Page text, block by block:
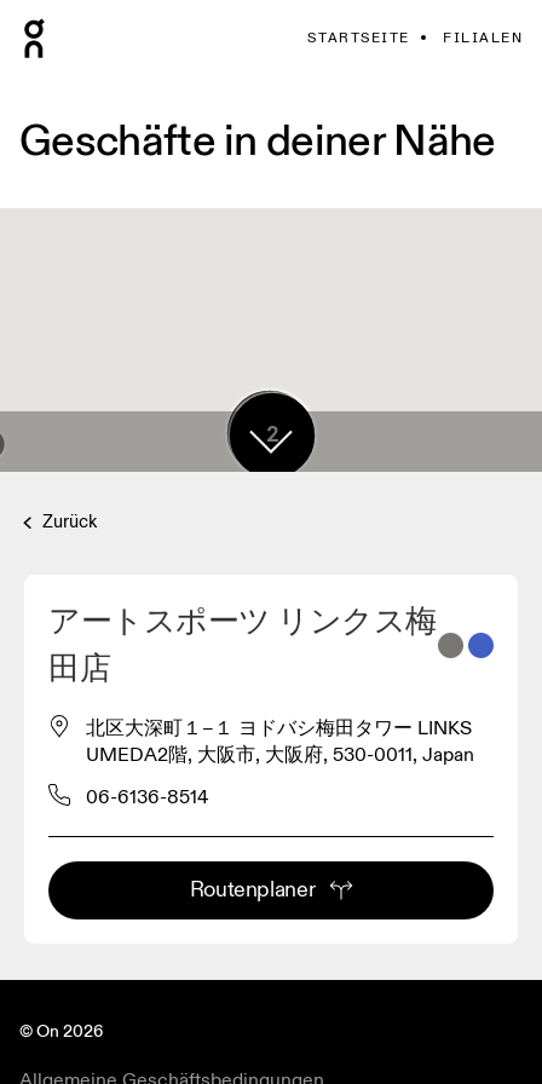
STARTSEITE FILIALEN
Geschäfte in deiner Nähe
17
2
Zurück
アートスポーツ リンクス梅
田店
北区大深町１−１ ヨドバシ梅田タワー LINKS
UMEDA2階, 大阪市, 大阪府, 530-0011, Japan
06-6136-8514
Routenplaner
© On 2026